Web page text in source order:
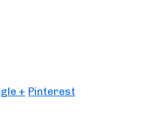
+ Pinterest